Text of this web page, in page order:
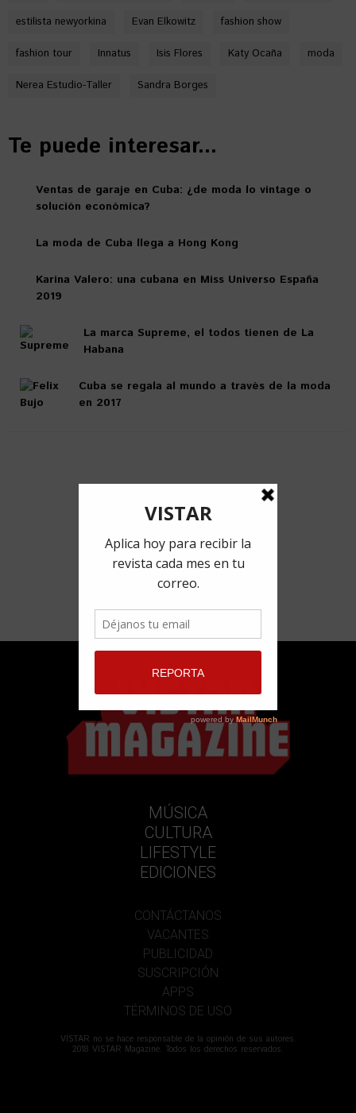
estilista newyorkina Evan Elkowitz fashion show
fashion tour Innatus Isis Flores Katy Ocaña moda
Nerea Estudio-Taller Sandra Borges
Te puede interesar...
Ventas de garaje en Cuba: ¿de moda lo vintage o
solución económica?
La moda de Cuba llega a Hong Kong
Karina Valero: una cubana en Miss Universo España
2019
La marca Supreme, el todos tienen de La
Habana
Cuba se regala al mundo a través de la moda
en 2017
MÚSICA
CULTURA
LIFESTYLE
EDICIONES
CONTÁCTANOS
VACANTES
PUBLICIDAD
SUSCRIPCIÓN
APPS
TÉRMINOS DE USO
VISTAR no se hace responsable de la opinión de sus autores.
2018 VISTAR Magazine. Todos los derechos reservados.